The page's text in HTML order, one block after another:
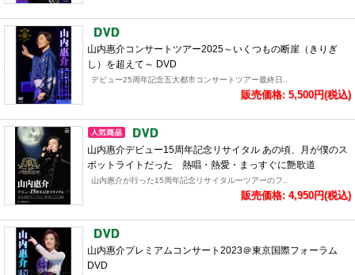
山内惠介コンサートツアー2025～いくつもの断崖（きりぎ
し）を超えて～ DVD
デビュー25周年記念五大都市コンサートツアー最終日..
販売価格: 5,500円(税込)
山内惠介デビュー15周年記念リサイタル あの頃、月が僕のス
ポットライトだった 熱唱・熱愛・まっすぐに艶歌道
山内惠介が行った15周年記念リサイタルーツアーのフ..
販売価格: 4,950円(税込)
山内惠介プレミアムコンサート2023＠東京国際フォーラム
DVD